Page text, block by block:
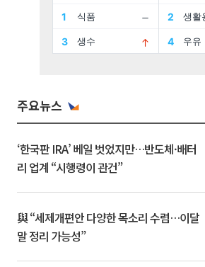
주요뉴스
‘한국판 IRA’ 베일 벗었지만…반도체·배터
리 업계 “시행령이 관건”
與 “세제개편안 다양한 목소리 수렴…이달
말 정리 가능성”